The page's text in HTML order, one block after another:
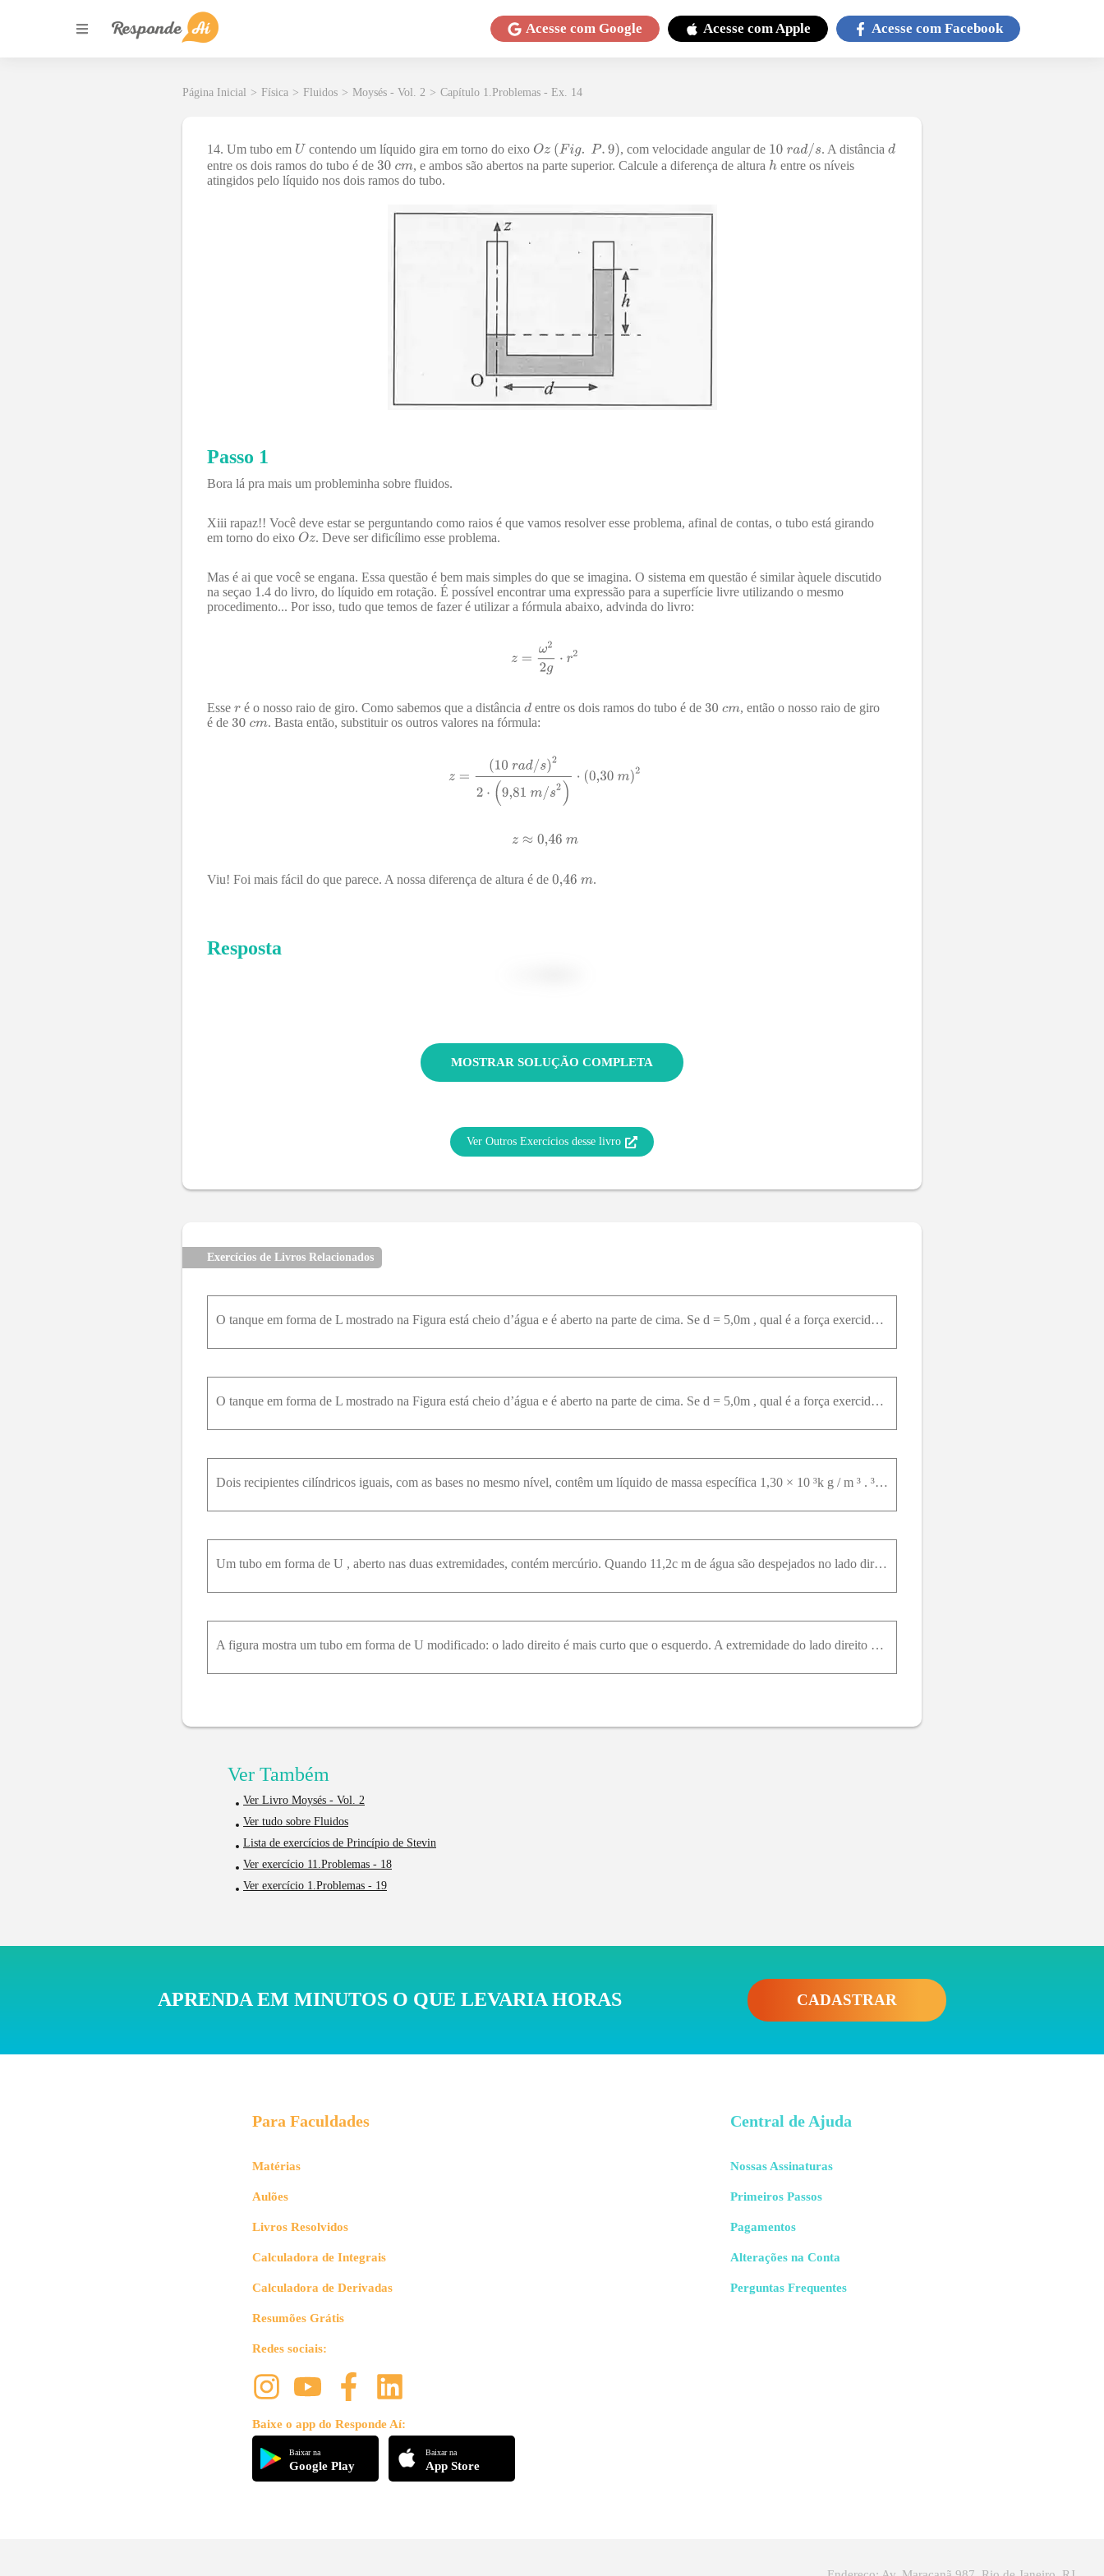
Acesse com Google Acesse comApple Acesse com Facebook
Página Inicial > Física > Fluidos > Moysés - Vol. 2 > Capítulo 1.Problemas - Ex. 14
14. Um tubo em contendo um líquido gira em torno do eixo , com velocidade angular de
. A distância
entre os dois ramos do tubo é de
, e ambos são abertos na parte superior. Calcule a diferença de altura
entre os níveis
atingidos pelo líquido nos dois ramos do tubo.
Passo 1
Bora lá pra mais um probleminha sobre fluidos.
Xiii rapaz!! Você deve estar se perguntando como raios é que vamos resolver esse problema, afinal de contas, o tubo está girando
em torno do eixo
. Deve ser dificílimo esse problema.
Mas é ai que você se engana. Essa questão é bem mais simples do que se imagina. O sistema em questão é similar àquele discutido
na seçao 1.4 do livro, do líquido em rotação. É possível encontrar uma expressão para a superfície livre utilizando o mesmo
procedimento... Por isso, tudo que temos de fazer é utilizar a fórmula abaixo, advinda do livro:
Esse é o nosso raio de giro. Como sabemos que a distância entre os dois ramos do tubo é de
, então o nosso raio de giro
é de
. Basta então, substituir os outros valores na fórmula:
Viu! Foi mais fácil do que parece. A nossa diferença de altura é de .
Resposta
MOSTRAR SOLUÇÃO COMPLETA
Ver Outros Exercícios desse livro
Exercícios de Livros Relacionados
O tanque em forma de L mostrado na Figura está cheio d’água e é aberto na parte de cima. Se d = 5,0m , qual é a força exercida pela água: (a) Na face A e (b) Na face B ?
O tanque em forma de L mostrado na Figura está cheio d’água e é aberto na parte de cima. Se d = 5,0m , qual é a força exercida pela água: (a) Na face A e (b) Na face B ?
Dois recipientes cilíndricos iguais, com as bases no mesmo nível, contêm um líquido de massa específica 1,30 × 10 ³k g / m ³ . ³ ³ A área de cada base é 4,00c m ² ², mas em um dos recipientes a altura
Um tubo em forma de U , aberto nas duas extremidades, contém mercúrio. Quando 11,2c m de água são despejados no lado direito do tubo, de quanto o mercúrio sobe no lado esquerdo em relação ao nível ini
A figura mostra um tubo em forma de U modificado: o lado direito é mais curto que o esquerdo. A extremidade do lado direito está d = 10,0c m acima da bancada do laboratório. O raio do tubo é 1,50c m .
Ver Também
Ver Livro Moysés - Vol. 2
Ver tudo sobre Fluidos
Lista de exercícios de Princípio de Stevin
Ver exercício 11.Problemas - 18
Ver exercício 1.Problemas - 19
APRENDA EM MINUTOS O QUE LEVARIA HORAS CADASTRAR
Para Faculdades
Matérias
Aulões
Livros Resolvidos
Calculadora de Integrais
Calculadora de Derivadas
Resumões Grátis
Redes sociais:
Baixe o app do Responde Aí:
Baixar na
Google Play
Baixar na
App Store
Central de Ajuda
Nossas Assinaturas
Primeiros Passos
Pagamentos
Alterações na Conta
Perguntas Frequentes